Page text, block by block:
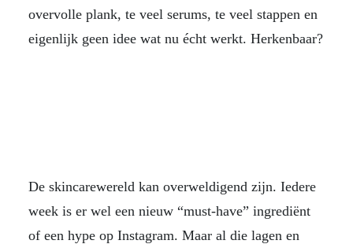
overvolle plank, te veel serums, te veel stappen en
eigenlijk geen idee wat nu écht werkt. Herkenbaar?
De skincarewereld kan overweldigend zijn. Iedere
week is er wel een nieuw “must-have” ingrediënt
of een hype op Instagram. Maar al die lagen en